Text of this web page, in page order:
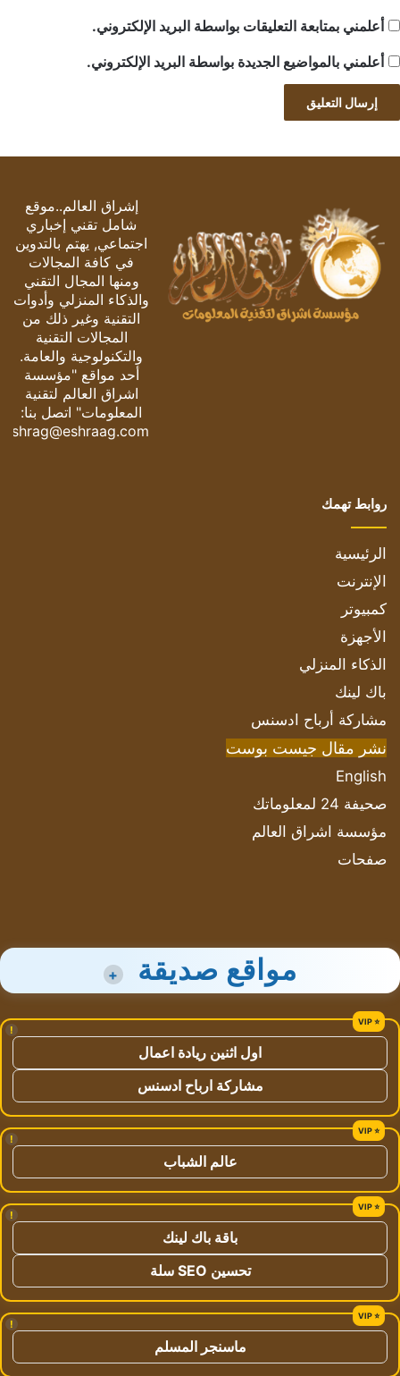
أعلمني بمتابعة التعليقات بواسطة البريد الإلكتروني.
أعلمني بالمواضيع الجديدة بواسطة البريد الإلكتروني.
إشراق العالم..موقع
شامل تقني إخباري
اجتماعي, يهتم بالتدوين
في كافة المجالات
ومنها المجال التقني
والذكاء المنزلي وأدوات
التقنية وغير ذلك من
المجالات التقنية
والتكنولوجية والعامة.
أحد مواقع "مؤسسة
اشراق العالم لتقنية
المعلومات" اتصل بنا:
eshrag@eshraag.com
روابط تهمك
الرئيسية
الإنترنت
كمبيوتر
الأجهزة
الذكاء المنزلي
باك لينك
مشاركة أرباح ادسنس
نشر مقال جيست بوست
English
صحيفة 24 لمعلوماتك
مؤسسة اشراق العالم
صفحات
مواقع صديقة +
!
اول اثنين ريادة اعمال
مشاركة ارباح ادسنس
!
عالم الشباب
!
باقة باك لينك
تحسين SEO سلة
!
ماسنجر المسلم